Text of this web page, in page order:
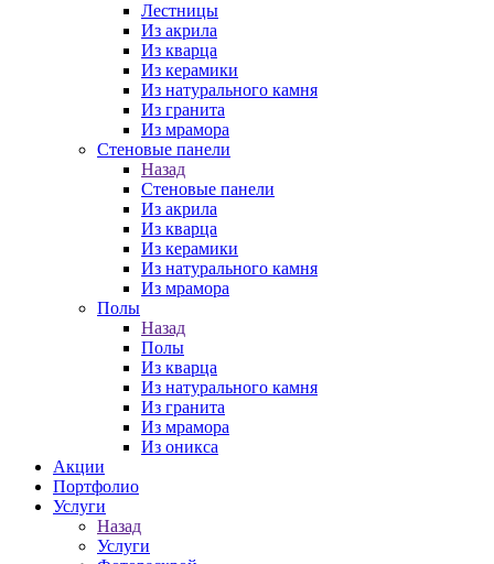
Лестницы
Из акрила
Из кварца
Из керамики
Из натурального камня
Из гранита
Из мрамора
Стеновые панели
Назад
Стеновые панели
Из акрила
Из кварца
Из керамики
Из натурального камня
Из мрамора
Полы
Назад
Полы
Из кварца
Из натурального камня
Из гранита
Из мрамора
Из оникса
Акции
Портфолио
Услуги
Назад
Услуги